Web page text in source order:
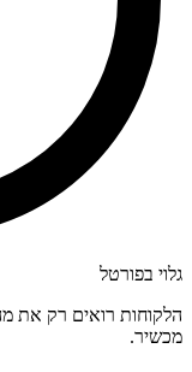
גלוי בפורטל
הלקוחות רואים רק את
מכשיר.